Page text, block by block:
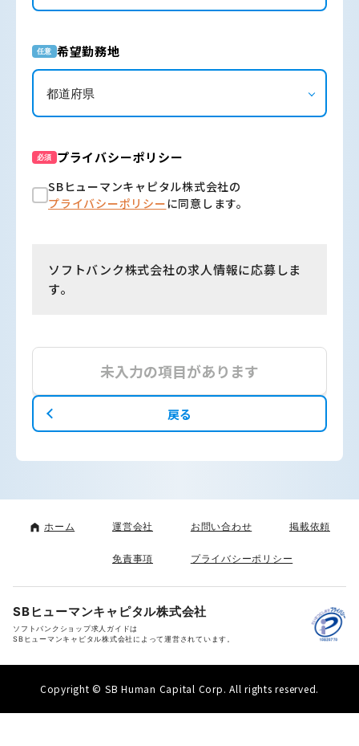
任意 希望勤務地
必須 プライバシーポリシー
SBヒューマンキャピタル株式会社の
プライバシーポリシーに同意します。
ソフトバンク株式会社の求人情報に応募しま
す。
未入力の項目があります
戻る
ホーム 運営会社 お問い合わせ 掲載依頼
免責事項 プライバシーポリシー
SBヒューマンキャピタル株式会社
ソフトバンクショップ求人ガイドは
SBヒューマンキャピタル株式会社によって運営されています。
Copyright © SB Human Capital Corp. All rights reserved.